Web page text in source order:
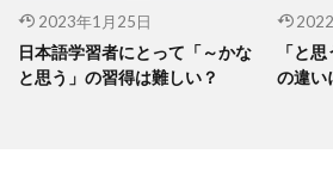
2023年1月25日
日本語学習者にとって「～かな
と思う」の習得は難しい？
「と
の違い